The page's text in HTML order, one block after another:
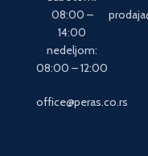
08:00 –
14:00
nedeljom:
08:00 – 12:00
office@peras.co.rs